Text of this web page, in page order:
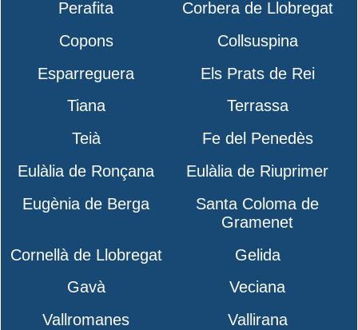
Perafita
Corbera de Llobregat
Copons
Collsuspina
Esparreguera
Els Prats de Rei
Tiana
Terrassa
Teià
Fe del Penedès
Eulàlia de Ronçana
Eulàlia de Riuprimer
Eugènia de Berga
Santa Coloma de
Gramenet
Cornellà de Llobregat
Gelida
Gavà
Veciana
Vallromanes
Vallirana